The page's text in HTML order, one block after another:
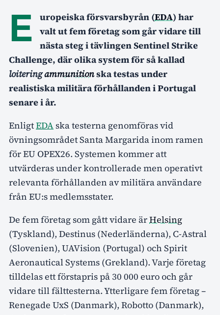
E uropeiska försvarsbyrån (EDA) har
valt ut fem företag som går vidare till
nästa steg i tävlingen Sentinel Strike
Challenge, där olika system för så kallad
loiteringammunitionska testas under
realistiska militära förhållanden i Portugal
senare i år.
EnligtEDA ska testerna genomföras vid
övningsområdet Santa Margarida inom ramen
för EU OPEX26. Systemen kommer att
utvärderas under kontrollerade men operativt
relevanta förhållanden av militära användare
från EU:s medlemsstater.
De fem företag som gått vidare ärHelsing
(Tyskland), Destinus (Nederländerna), C-Astral
(Slovenien), UAVision (Portugal) och Spirit
Aeronautical Systems (Grekland). Varje företag
tilldelas ett förstapris på 30 000 euro och går
vidare till fälttesterna. Ytterligare fem företag –
Renegade UxS (Danmark), Robotto (Danmark),